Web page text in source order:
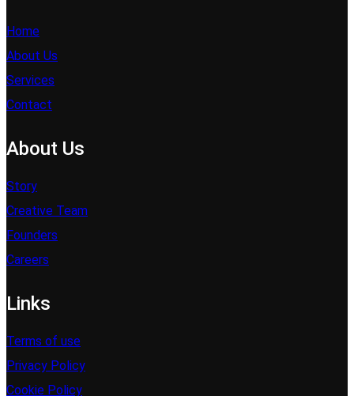
Home
About Us
Services
Contact
About Us
Story
Creative Team
Founders
Careers
Links
Terms of use
Privacy Policy
Cookie Policy